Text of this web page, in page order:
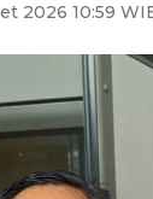
2026 10:59